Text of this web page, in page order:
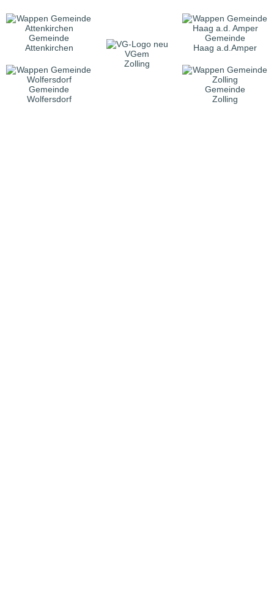
Gemeinde
Attenkirchen
VGem
Zolling
Gemeinde
Haag a.d.Amper
Gemeinde
Wolfersdorf
Gemeinde
Zolling